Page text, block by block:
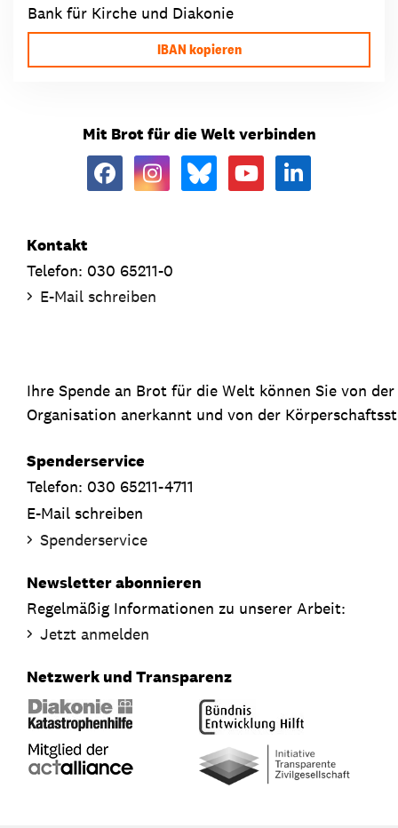
Bank für Kirche und Diakonie
IBAN kopieren
Mit Brot für die Welt verbinden
Kontakt
Telefon: 030 65211-0
E-Mail schreiben
Ihre Spende an Brot für die Welt können Sie von
Organisation anerkannt und von der
Spenderservice
Telefon: 030 65211-4711
E-Mail schreiben
Spenderservice
Newsletter abonnieren
Regelmäßig Informationen zu unserer Arbeit:
Jetzt anmelden
Netzwerk und Transparenz